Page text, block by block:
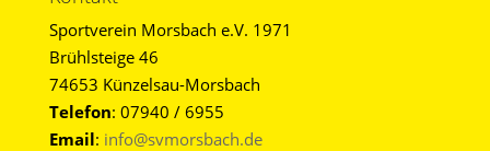
Sportverein Morsbach e.V. 1971
Brühlsteige 46
74653 Künzelsau-Morsbach
Telefon: 07940 / 6955
Email: info@svmorsbach.de